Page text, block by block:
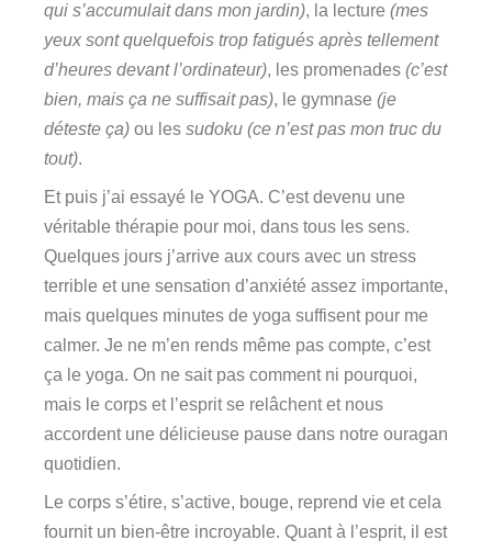
qui s’accumulait dans mon jardin), la lecture (mes
yeux sont quelquefois trop fatigués après tellement
d’heures devant l’ordinateur), les promenades (c’est
bien, mais ça ne suffisait pas), le gymnase (je
déteste ça) ou les sudoku (ce n’est pas mon truc du
tout).
Et puis j’ai essayé le YOGA. C’est devenu une
véritable thérapie pour moi, dans tous les sens.
Quelques jours j’arrive aux cours avec un stress
terrible et une sensation d’anxiété assez importante,
mais quelques minutes de yoga suffisent pour me
calmer. Je ne m’en rends même pas compte, c’est
ça le yoga. On ne sait pas comment ni pourquoi,
mais le corps et l’esprit se relâchent et nous
accordent une délicieuse pause dans notre ouragan
quotidien.
Le corps s’étire, s’active, bouge, reprend vie et cela
fournit un bien-être incroyable. Quant à l’esprit, il est